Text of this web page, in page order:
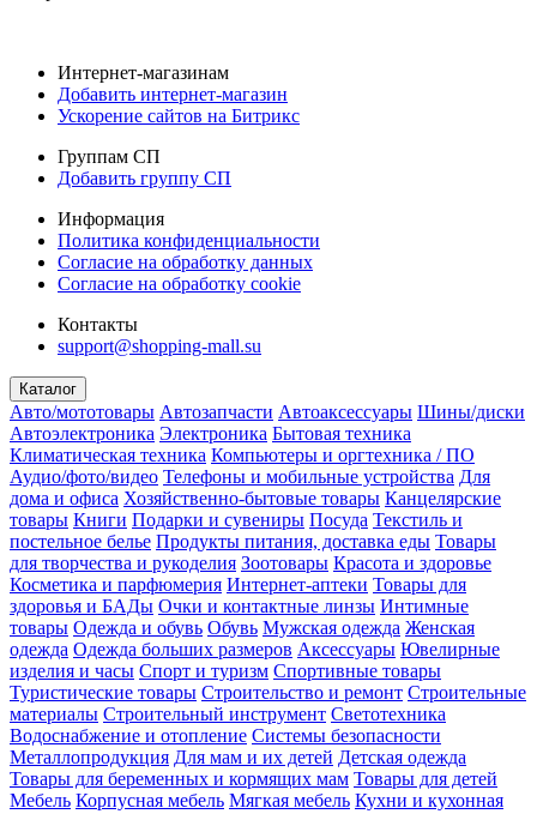
Интернет-магазинам
Добавить интернет-магазин
Ускорение сайтов на Битрикс
Группам СП
Добавить группу СП
Информация
Политика конфиденциальности
Согласие на обработку данных
Согласие на обработку cookie
Контакты
support@shopping-mall.su
Каталог
Авто/мототовары Автозапчасти Автоаксессуары Шины/диски
Автоэлектроника Электроника Бытовая техника
Климатическая техника Компьютеры и оргтехника / ПО
Аудио/фото/видео Телефоны и мобильные устройства Для
дома и офиса Хозяйственно-бытовые товары Канцелярские
товары Книги Подарки и сувениры Посуда Текстиль и
постельное белье Продукты питания, доставка еды Товары
для творчества и рукоделия Зоотовары Красота и здоровье
Косметика и парфюмерия Интернет-аптеки Товары для
здоровья и БАДы Очки и контактные линзы Интимные
товары Одежда и обувь Обувь Мужская одежда Женская
одежда Одежда больших размеров Аксессуары Ювелирные
изделия и часы Спорт и туризм Спортивные товары
Туристические товары Строительство и ремонт Строительные
материалы Строительный инструмент Светотехника
Водоснабжение и отопление Системы безопасности
Металлопродукция Для мам и их детей Детская одежда
Товары для беременных и кормящих мам Товары для детей
Мебель Корпусная мебель Мягкая мебель Кухни и кухонная